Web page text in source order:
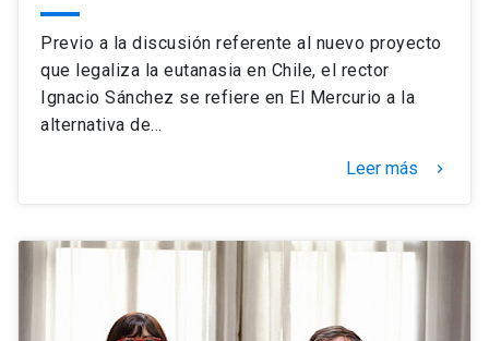
Previo a la discusión referente al nuevo proyecto
que legaliza la eutanasia en Chile, el rector
Ignacio Sánchez se refiere en El Mercurio a la
alternativa de…
Leer más keyboard_arrow_right